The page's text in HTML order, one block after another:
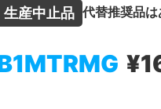
産中止品 代替推奨品は